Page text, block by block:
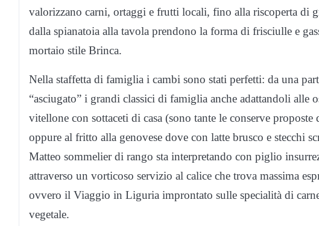
valorizzano carni, ortaggi e frutti locali, fino alla riscoperta di
dalla spianatoia alla tavola prendono la forma di frisciulle e
mortaio stile Brinca.
Nella staffetta di famiglia i cambi sono stati perfetti: da una
“asciugato” i grandi classici di famiglia anche adattandoli alle
vitellone con sottaceti di casa (sono tante le conserve
oppure al fritto alla genovese dove con latte brusco e stecchi
Matteo sommelier di rango sta interpretando con piglio
attraverso un vorticoso servizio al calice che trova massima
ovvero il Viaggio in Liguria improntato sulle specialità di
vegetale.